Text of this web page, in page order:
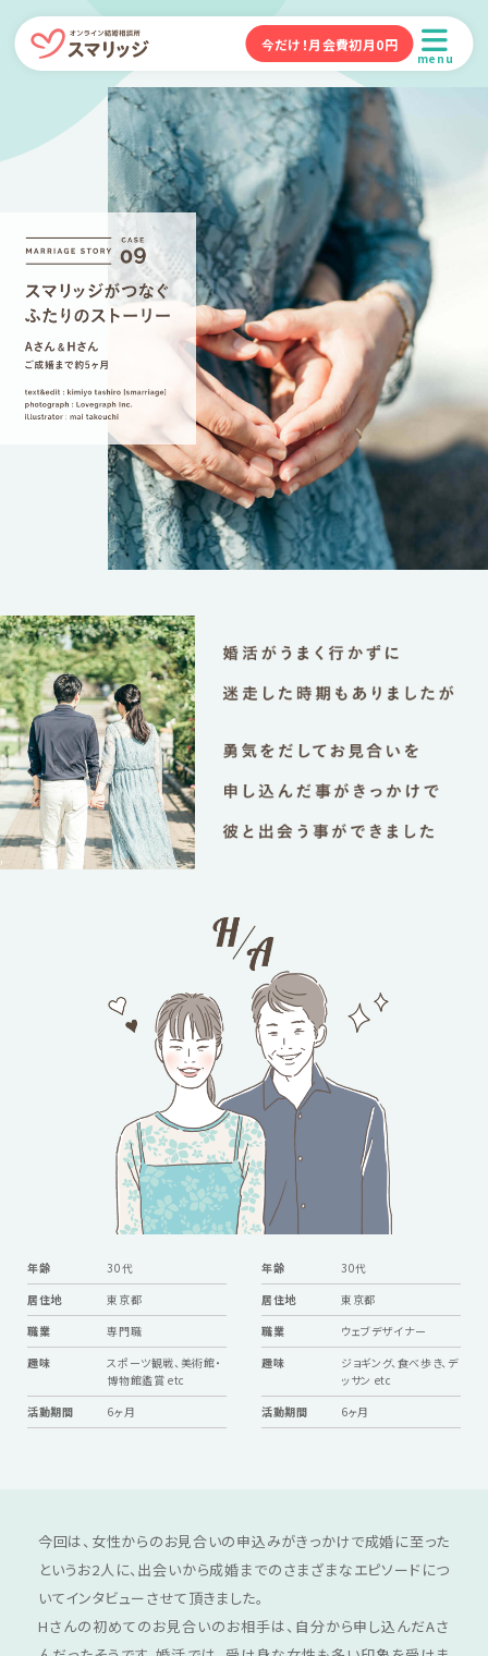
今だけ！月会費初月0円
menu
年齢
30代
居住地
東京都
職業
専門職
趣味
スポーツ観戦、美術館・
博物館鑑賞 etc
活動期間
6ヶ月
年齢
30代
居住地
東京都
職業
ウェブデザイナー
趣味
ジョギング、食べ歩き、デ
ッサン etc
活動期間
6ヶ月
今回は、女性からのお見合いの申込みがきっかけで成婚に至った
というお2人に、出会いから成婚までのさまざまなエピソードにつ
いてインタビューさせて頂きました。
Hさんの初めてのお見合いのお相手は、自分から申し込んだAさ